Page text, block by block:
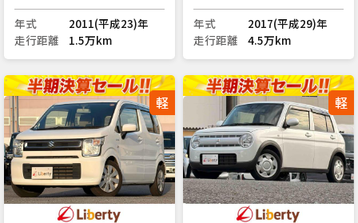
年式
2011(平成23)年
走行距離
1.5万km
年式
2017(平成29)年
走行距離
4.5万km
軽 軽